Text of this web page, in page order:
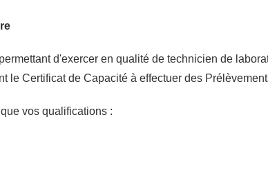
d'exercer en qualité de technicien de
le Certificat de Capacité à effectuer des
vos qualifications :